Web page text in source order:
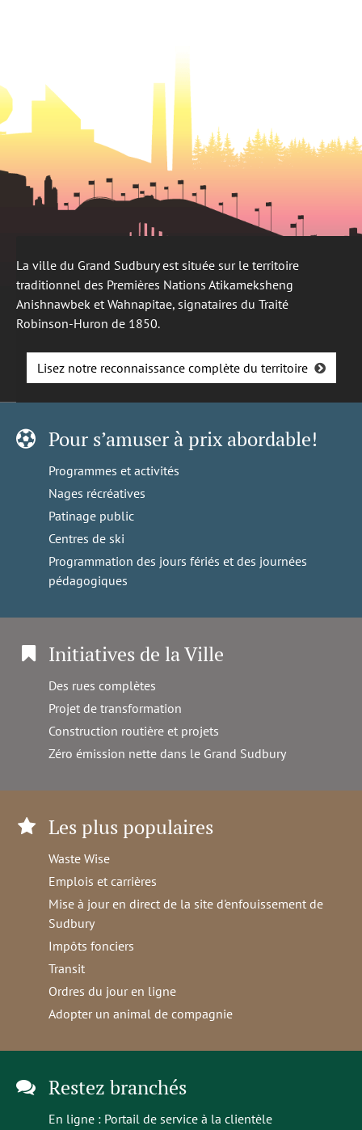
La ville du Grand Sudbury est située sur le territoire
traditionnel des Premières Nations Atikameksheng
Anishnawbek et Wahnapitae, signataires du Traité
Robinson-Huron de 1850.
Lisez notre reconnaissance complète du territoire
Pour s’amuser à prix abordable!
Programmes et activités
Nages récréatives
Patinage public
Centres de ski
Programmation des jours fériés et des journées
pédagogiques
Initiatives de la Ville
Des rues complètes
Projet de transformation
Construction routière et projets
Zéro émission nette dans le Grand Sudbury
Les plus populaires
Waste Wise
Emplois et carrières
Mise à jour en direct de la site d'enfouissement de
Sudbury
Impôts fonciers
Transit
Ordres du jour en ligne
Adopter un animal de compagnie
Restez branchés
En ligne : Portail de service à la clientèle